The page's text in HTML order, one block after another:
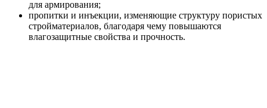
для армирования;
пропитки и инъекции, изменяющие структуру пористых
стройматериалов, благодаря чему повышаются
влагозащитные свойства и прочность.